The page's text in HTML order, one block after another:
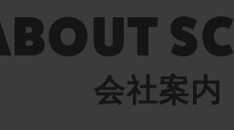
会社案内